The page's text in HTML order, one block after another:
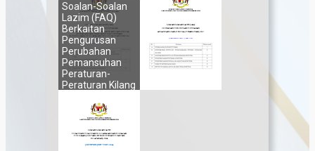
Soalan-Soalan
Lazim (FAQ)
Berkaitan
Pengurusan
Perubahan
Pemansuhan
Peraturan-
Peraturan Kilang
(Kendalian
Bangunan Dan
Pembinaan